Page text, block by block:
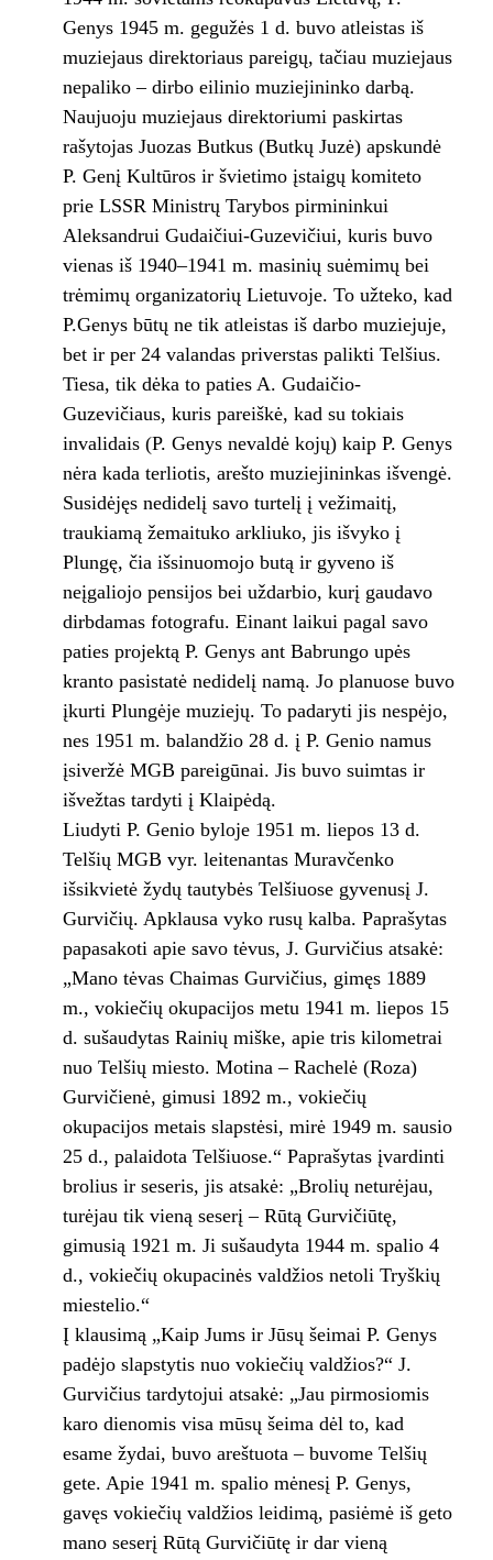
Genys 1945 m. gegužės 1 d. buvo atleistas iš
muziejaus direktoriaus pareigų, tačiau muziejaus
nepaliko – dirbo eilinio muziejininko darbą.
Naujuoju muziejaus direktoriumi paskirtas
rašytojas Juozas Butkus (Butkų Juzė) apskundė
P. Genį Kultūros ir švietimo įstaigų komiteto
prie LSSR Ministrų Tarybos pirmininkui
Aleksandrui Gudaičiui-Guzevičiui, kuris buvo
vienas iš 1940–1941 m. masinių suėmimų bei
trėmimų organizatorių Lietuvoje. To užteko, kad
P.Genys būtų ne tik atleistas iš darbo muziejuje,
bet ir per 24 valandas priverstas palikti Telšius.
Tiesa, tik dėka to paties A. Gudaičio-
Guzevičiaus, kuris pareiškė, kad su tokiais
invalidais (P. Genys nevaldė kojų) kaip P. Genys
nėra kada terliotis, arešto muziejininkas išvengė.
Susidėjęs nedidelį savo turtelį į vežimaitį,
traukiamą žemaituko arkliuko, jis išvyko į
Plungę, čia išsinuomojo butą ir gyveno iš
neįgaliojo pensijos bei uždarbio, kurį gaudavo
dirbdamas fotografu. Einant laikui pagal savo
paties projektą P. Genys ant Babrungo upės
kranto pasistatė nedidelį namą. Jo planuose buvo
įkurti Plungėje muziejų. To padaryti jis nespėjo,
nes 1951 m. balandžio 28 d. į P. Genio namus
įsiveržė MGB pareigūnai. Jis buvo suimtas ir
išvežtas tardyti į Klaipėdą.
Liudyti P. Genio byloje 1951 m. liepos 13 d.
Telšių MGB vyr. leitenantas Muravčenko
išsikvietė žydų tautybės Telšiuose gyvenusį J.
Gurvičių. Apklausa vyko rusų kalba. Paprašytas
papasakoti apie savo tėvus, J. Gurvičius atsakė:
„Mano tėvas Chaimas Gurvičius, gimęs 1889
m., vokiečių okupacijos metu 1941 m. liepos 15
d. sušaudytas Rainių miške, apie tris kilometrai
nuo Telšių miesto. Motina – Rachelė (Roza)
Gurvičienė, gimusi 1892 m., vokiečių
okupacijos metais slapstėsi, mirė 1949 m. sausio
25 d., palaidota Telšiuose.“ Paprašytas įvardinti
brolius ir seseris, jis atsakė: „Brolių neturėjau,
turėjau tik vieną seserį – Rūtą Gurvičiūtę,
gimusią 1921 m. Ji sušaudyta 1944 m. spalio 4
d., vokiečių okupacinės valdžios netoli Tryškių
miestelio.“
Į klausimą „Kaip Jums ir Jūsų šeimai P. Genys
padėjo slapstytis nuo vokiečių valdžios?“ J.
Gurvičius tardytojui atsakė: „Jau pirmosiomis
karo dienomis visa mūsų šeima dėl to, kad
esame žydai, buvo areštuota – buvome Telšių
gete. Apie 1941 m. spalio mėnesį P. Genys,
gavęs vokiečių valdžios leidimą, pasiėmė iš geto
mano seserį Rūtą Gurvičiūtę ir dar vieną